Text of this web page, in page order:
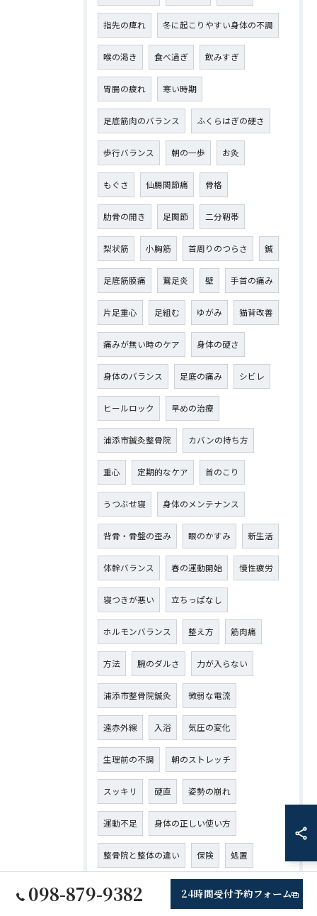
指先の痺れ 冬に起こりやすい身体の不調
喉の渇き 食べ過ぎ 飲みすぎ
胃腸の疲れ 寒い時期
足底筋肉のバランス ふくらはぎの硬さ
歩行バランス 朝の一歩 お灸
もぐさ 仙腸関節痛 骨格
肋骨の開き 足関節 二分靭帯
梨状筋 小胸筋 首周りのつらさ 鍼
足底筋膜痛 鵞足炎 壁 手首の痛み
片足重心 足組む ゆがみ 猫背改善
痛みが無い時のケア 身体の硬さ
身体のバランス 足底の痛み シビレ
ヒールロック 早めの治療
浦添市鍼灸整骨院 カバンの持ち方
重心 定期的なケア 首のこり
うつぶせ寝 身体のメンテナンス
背骨・骨盤の歪み 眼のかすみ 新生活
体幹バランス 春の運動開始 慢性疲労
寝つきが悪い 立ちっぱなし
ホルモンバランス 整え方 筋肉痛
方法 腕のダルさ 力が入らない
浦添市整骨院鍼灸 微弱な電流
遠赤外線 入浴 気圧の変化
生理前の不調 朝のストレッチ
スッキリ 硬直 姿勢の崩れ
運動不足 身体の正しい使い方
整骨院と整体の違い 保険 処置
骨盤のゆがみ
098-879-9382 24時間受付予約フォーム